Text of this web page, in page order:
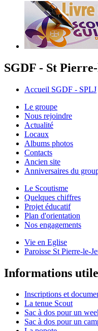
SGDF - St
Accueil SGDF - SPLJ
Le groupe
Nous rejoindre
Actualité
Locaux
Albums photos
Contacts
Ancien site
Anniversaires du
Le Scoutisme
Quelques chiffres
Projet éducatif
Plan d'orientation
Nos engagements
Vie en Eglise
Paroisse St Pierre-le-
Informations
Inscriptions et
La tenue Scout
Sac à dos pour un
Sac à dos pour un